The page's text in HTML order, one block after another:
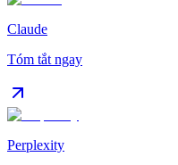
Claude
Tóm tắt ngay
Perplexity